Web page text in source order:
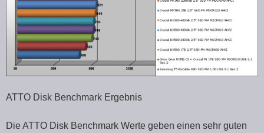
ATTO Disk Benchmark Ergebnis
Die ATTO Disk Benchmark Werte geben einen sehr guten